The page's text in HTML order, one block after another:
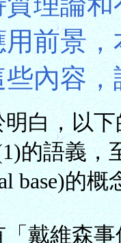
前景
內容
白，以
的語義，
base)的概
戴維森事